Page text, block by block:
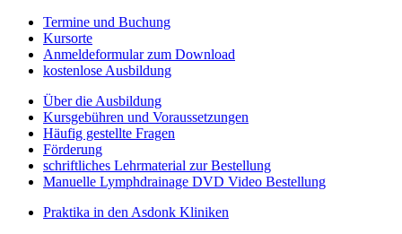
Termine und Buchung
Kursorte
Anmeldeformular zum Download
kostenlose Ausbildung
Über die Ausbildung
Kursgebühren und Voraussetzungen
Häufig gestellte Fragen
Förderung
schriftliches Lehrmaterial zur Bestellung
Manuelle Lymphdrainage DVD Video Bestellung
Praktika in den Asdonk Kliniken